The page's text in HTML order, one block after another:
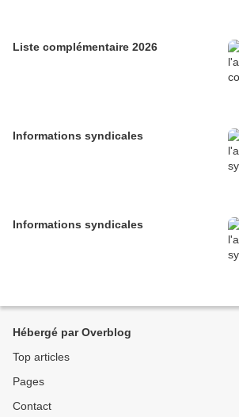
Liste complémentaire 2026
Informations syndicales
Informations syndicales
Hébergé par Overblog
Top articles
Pages
Contact